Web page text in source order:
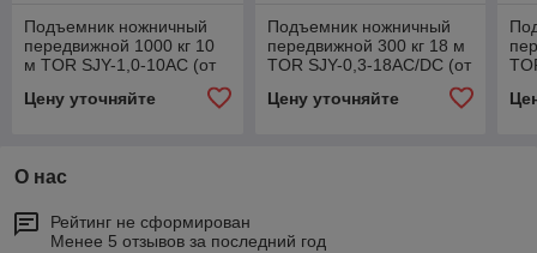
Подъемник ножничный
передвижной 1000 кг 10
м TOR SJY-1,0-10AC (от
Цену уточняйте
Подъемник ножничный
передвижной 300 кг 18 м
TOR SJY-0,3-18AC/DC (от
Цену уточняйте
О нас
Рейтинг не сформирован
Менее 5 отзывов за последний год